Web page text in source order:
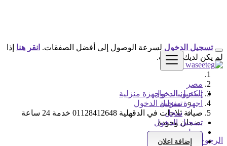
تسجيل الدخول
تسجيل الدخول
سجل
تسجيل الدخول
سجل
إضافة اعلان
تسجيل الدخول لسرعة الوصول إلى أفضل الصفقات. انقر هنا إذا
لم يكن لديك حساب.
مصر
إلكترونيات واجهزة منزلية
اجهزة منزلية
صيانة ثلاجات في الدقهلية 01128412648 خدمة 24 ساعة
بضمان وجودة
الرجوع إلى النتائج